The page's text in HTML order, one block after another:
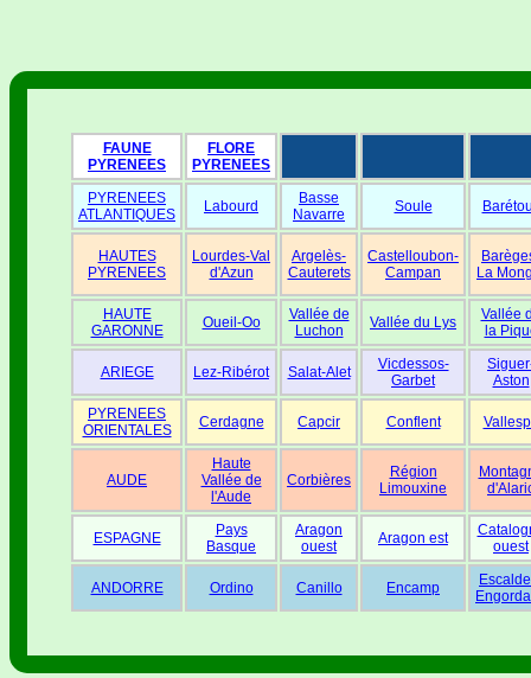
FAUNE
PYRENEES
FLORE
PYRENEES
PYRENEES
ATLANTIQUES
Labourd
Basse
Navarre
Soule
HAUTES
PYRENEES
Lourdes-Val
d'Azun
Argelès-
Cauterets
Castelloubon-
Campan
La
HAUTE
GARONNE
Oueil-Oo
Vallée de
Luchon
Vallée du Lys
Vallée
la
ARIEGE Lez-Ribérot Salat-Alet
Vicdessos-
Garbet
Aston
PYRENEES
ORIENTALES
Cerdagne Capcir Conflent
AUDE
Haute
Vallée de
l'Aude
Corbières
Région
Limouxine
ESPAGNE
Pays
Basque
Aragon
ouest
Aragon est
ouest
ANDORRE Ordino Canillo Encamp